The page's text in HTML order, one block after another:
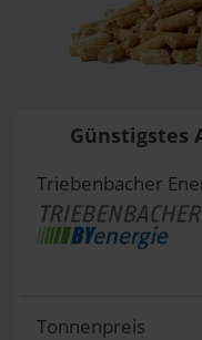
Günstigstes
Triebenbacher
Tonnenpreis